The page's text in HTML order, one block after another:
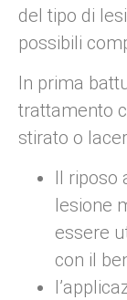
del tipo di
possibili
In prima
trattamento
stirato o
Il riposo
lesione
essere
con il